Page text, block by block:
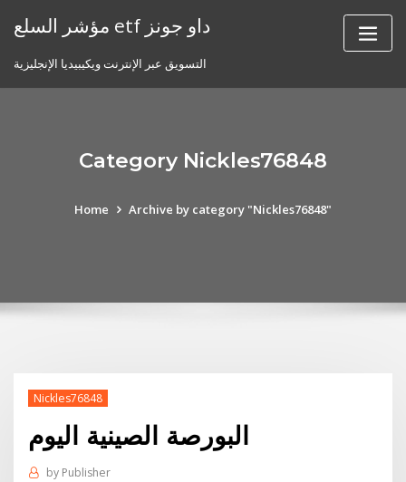
مؤشر السلع etf داو جونز
التسويق عبر الإنترنت ويكيبيديا الإنجليزية
Category Nickles76848
Home Archive by category "Nickles76848"
Nickles76848
البورصة الصينية اليوم
by Publisher